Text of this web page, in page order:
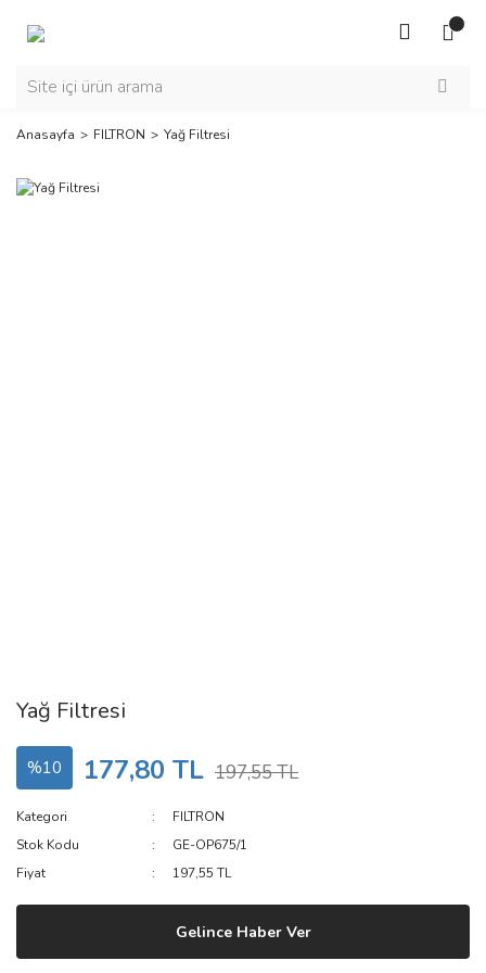
Anasayfa FILTRON Yağ Filtresi
Yağ Filtresi
%10 177,80 TL 197,55 TL
Kategori
FILTRON
Stok Kodu
GE-OP675/1
Fiyat
197,55 TL
Gelince Haber Ver